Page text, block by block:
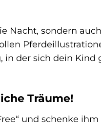
Nacht, sondern
der sich dein Kind
Träume!
und schenke